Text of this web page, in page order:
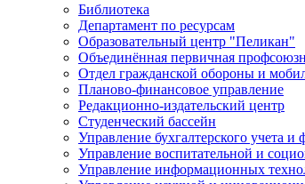
Библиотека
Департамент по ресурсам
Образовательный центр "Пеликан"
Объединённая первичная
Отдел гражданской обороны и
Планово-финансовое управление
Редакционно-издательский центр
Студенческий бассейн
Управление бухгалтерского учета и
Управление воспитательной и
Управление информационных